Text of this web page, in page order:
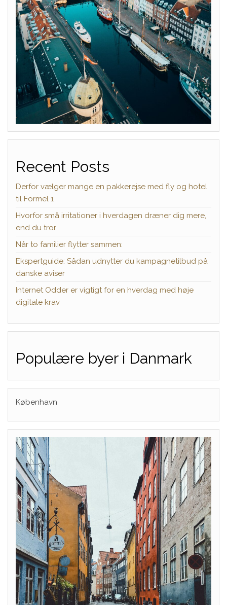
Recent Posts
Derfor vælger mange en pakkerejse med fly og hotel
til Formel 1
Hvorfor små irritationer i hverdagen dræner dig mere,
end du tror
Når to familier flytter sammen:
Ekspertguide: Sådan udnytter du kampagnetilbud på
danske aviser
Internet Odder er vigtigt for en hverdag med høje
digitale krav
Populære byer i Danmark
København